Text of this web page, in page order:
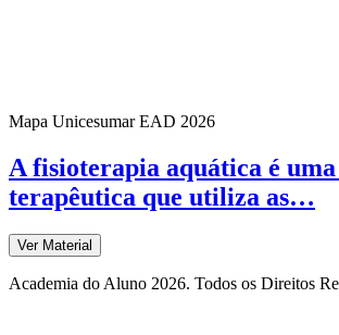
Mapa Unicesumar EAD 2026
A fisioterapia aquática é
terapêutica que utiliza as…
Ver Material
Academia do Aluno 2026. Todos os Direitos